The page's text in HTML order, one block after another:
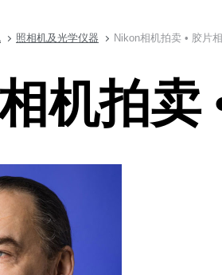
照相机及光学仪器 Nikon相机拍卖 • 胶片
机拍卖